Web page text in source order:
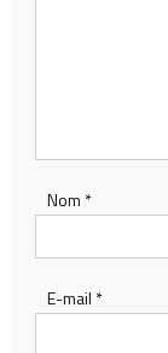
Nom *
E-mail *